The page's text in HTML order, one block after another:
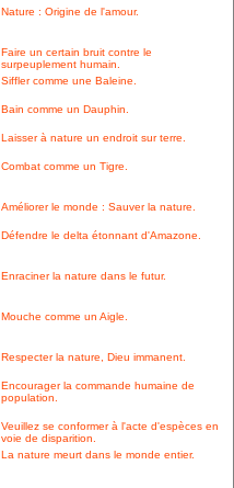
Nature : Origine de l'amour.
Faire un certain bruit contre le
surpeuplement humain.
Siffler comme une Baleine.
Bain comme un Dauphin.
Laisser à nature un endroit sur terre.
Combat comme un Tigre.
Améliorer le monde : Sauver la nature.
Défendre le delta étonnant d'Amazone.
Enraciner la nature dans le futur.
Mouche comme un Aigle.
Respecter la nature, Dieu immanent.
Encourager la commande humaine de
population.
Veuillez se conformer à l'acte d'espèces en
voie de disparition.
La nature meurt dans le monde entier.